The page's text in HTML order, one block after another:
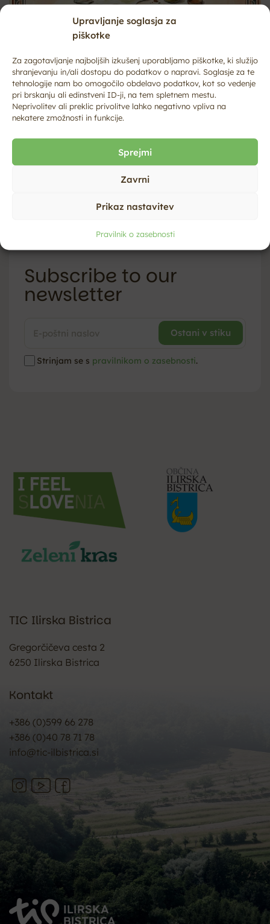
Upravljanje soglasja za
piškotke
Za zagotavljanje najboljših izkušenj uporabljamo piškotke, ki služijo
shranjevanju in/ali dostopu do podatkov o napravi. Soglasje za te
tehnologije nam bo omogočilo obdelavo podatkov, kot so vedenje
pri brskanju ali edinstveni ID-ji, na tem spletnem mestu.
Neprivolitev ali preklic privolitve lahko negativno vpliva na
nekatere zmožnosti in funkcije.
Sprejmi
Zavrni
Prikaz nastavitev
Pravilnik o zasebnosti
Subscribe to our
newsletter
Strinjam se s pravilnikom o zasebnosti.
TIC Ilirska Bistrica
Gregorčičeva cesta 2
6250 Ilirska Bistrica
Kontakt
+386 (0)599 66 278
+386 (0)40 78 71 78
info@tic-ilbistrica.si